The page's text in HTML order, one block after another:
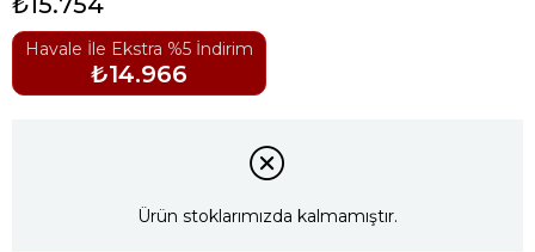
Havale İle Ekstra %5 İndirim
₺14.966
Ürün stoklarımızda kalmamıştır.